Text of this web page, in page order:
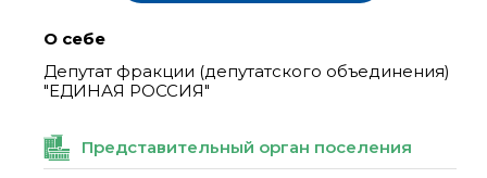
О себе
Депутат фракции (депутатского объединения)
"ЕДИНАЯ РОССИЯ"
Представительный орган поселения